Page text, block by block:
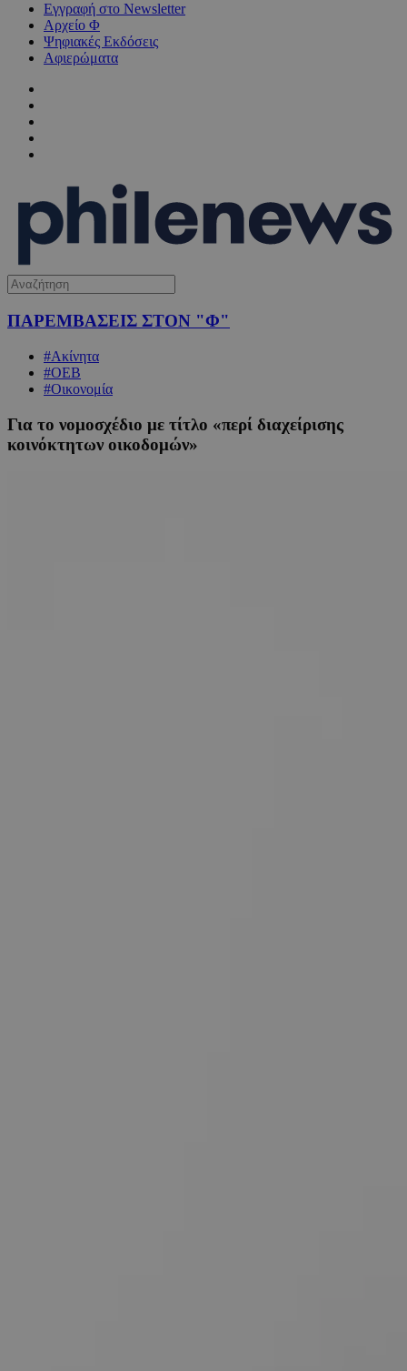
Εγγραφή στο Newsletter
Αρχείο Φ
Ψηφιακές Εκδόσεις
Αφιερώματα
ΠΑΡΕΜΒΑΣΕΙΣ ΣΤΟΝ "Φ"
#Ακίνητα
#ΟΕΒ
#Οικονομία
Για το νομοσχέδιο με τίτλο «περί διαχείρισης
κοινόκτητων οικοδομών»